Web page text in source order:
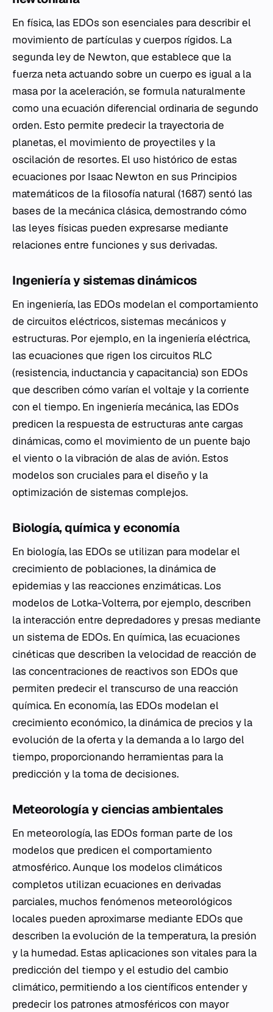
En física, las EDOs son esenciales para describir el
movimiento de partículas y cuerpos rígidos. La
segunda ley de Newton, que establece que la
fuerza neta actuando sobre un cuerpo es igual a la
masa por la aceleración, se formula naturalmente
como una ecuación diferencial ordinaria de segundo
orden. Esto permite predecir la trayectoria de
planetas, el movimiento de proyectiles y la
oscilación de resortes. El uso histórico de estas
ecuaciones por Isaac Newton en sus Principios
matemáticos de la filosofía natural (1687) sentó las
bases de la mecánica clásica, demostrando cómo
las leyes físicas pueden expresarse mediante
relaciones entre funciones y sus derivadas.
Ingeniería y sistemas dinámicos
En ingeniería, las EDOs modelan el comportamiento
de circuitos eléctricos, sistemas mecánicos y
estructuras. Por ejemplo, en la ingeniería eléctrica,
las ecuaciones que rigen los circuitos RLC
(resistencia, inductancia y capacitancia) son EDOs
que describen cómo varían el voltaje y la corriente
con el tiempo. En ingeniería mecánica, las EDOs
predicen la respuesta de estructuras ante cargas
dinámicas, como el movimiento de un puente bajo
el viento o la vibración de alas de avión. Estos
modelos son cruciales para el diseño y la
optimización de sistemas complejos.
Biología, química y economía
En biología, las EDOs se utilizan para modelar el
crecimiento de poblaciones, la dinámica de
epidemias y las reacciones enzimáticas. Los
modelos de Lotka-Volterra, por ejemplo, describen
la interacción entre depredadores y presas mediante
un sistema de EDOs. En química, las ecuaciones
cinéticas que describen la velocidad de reacción de
las concentraciones de reactivos son EDOs que
permiten predecir el transcurso de una reacción
química. En economía, las EDOs modelan el
crecimiento económico, la dinámica de precios y la
evolución de la oferta y la demanda a lo largo del
tiempo, proporcionando herramientas para la
predicción y la toma de decisiones.
Meteorología y ciencias ambientales
En meteorología, las EDOs forman parte de los
modelos que predicen el comportamiento
atmosférico. Aunque los modelos climáticos
completos utilizan ecuaciones en derivadas
parciales, muchos fenómenos meteorológicos
locales pueden aproximarse mediante EDOs que
describen la evolución de la temperatura, la presión
y la humedad. Estas aplicaciones son vitales para la
predicción del tiempo y el estudio del cambio
climático, permitiendo a los científicos entender y
predecir los patrones atmosféricos con mayor